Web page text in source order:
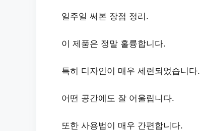
일주일 써본 장점 정리.
이 제품은 정말 훌륭합니다.
특히 디자인이 매우 세련되었습니다.
어떤 공간에도 잘 어울립니다.
또한 사용법이 매우 간편합니다.